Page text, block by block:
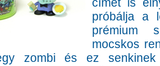
próbálja a
prémium
mocskos
zombi és ez